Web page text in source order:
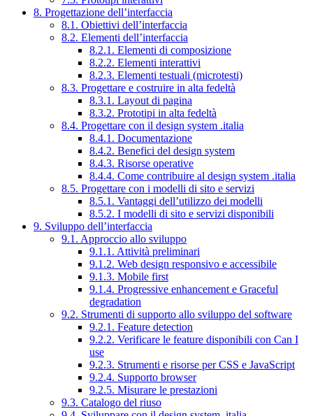
8. Progettazione dell’interfaccia
8.1. Obiettivi dell’interfaccia
8.2. Elementi dell’interfaccia
8.2.1. Elementi di composizione
8.2.2. Elementi interattivi
8.2.3. Elementi testuali (microtesti)
8.3. Progettare e costruire in alta fedeltà
8.3.1. Layout di pagina
8.3.2. Prototipi in alta fedeltà
8.4. Progettare con il design system .italia
8.4.1. Documentazione
8.4.2. Benefici del design system
8.4.3. Risorse operative
8.4.4. Come contribuire al design system .italia
8.5. Progettare con i modelli di sito e servizi
8.5.1. Vantaggi dell’utilizzo dei modelli
8.5.2. I modelli di sito e servizi disponibili
9. Sviluppo dell’interfaccia
9.1. Approccio allo sviluppo
9.1.1. Attività preliminari
9.1.2. Web design responsivo e accessibile
9.1.3. Mobile first
9.1.4. Progressive enhancement e Graceful
degradation
9.2. Strumenti di supporto allo sviluppo del software
9.2.1. Feature detection
9.2.2. Verificare le feature disponibili con Can I
use
9.2.3. Strumenti e risorse per CSS e JavaScript
9.2.4. Supporto browser
9.2.5. Misurare le prestazioni
9.3. Catalogo del riuso